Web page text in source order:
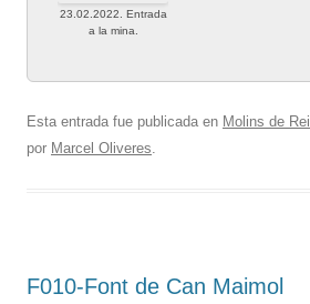
23.02.2022. Entrada
a la mina.
Esta entrada fue publicada en Molins de Rei
por Marcel Oliveres.
F010-Font de Can Maimol